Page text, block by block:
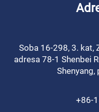
Soba 16-298, 3. kat,
adresa 78-1 Shenbei
Shenyang,
+86-